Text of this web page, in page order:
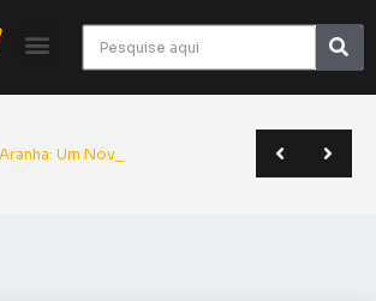
Um Novo D